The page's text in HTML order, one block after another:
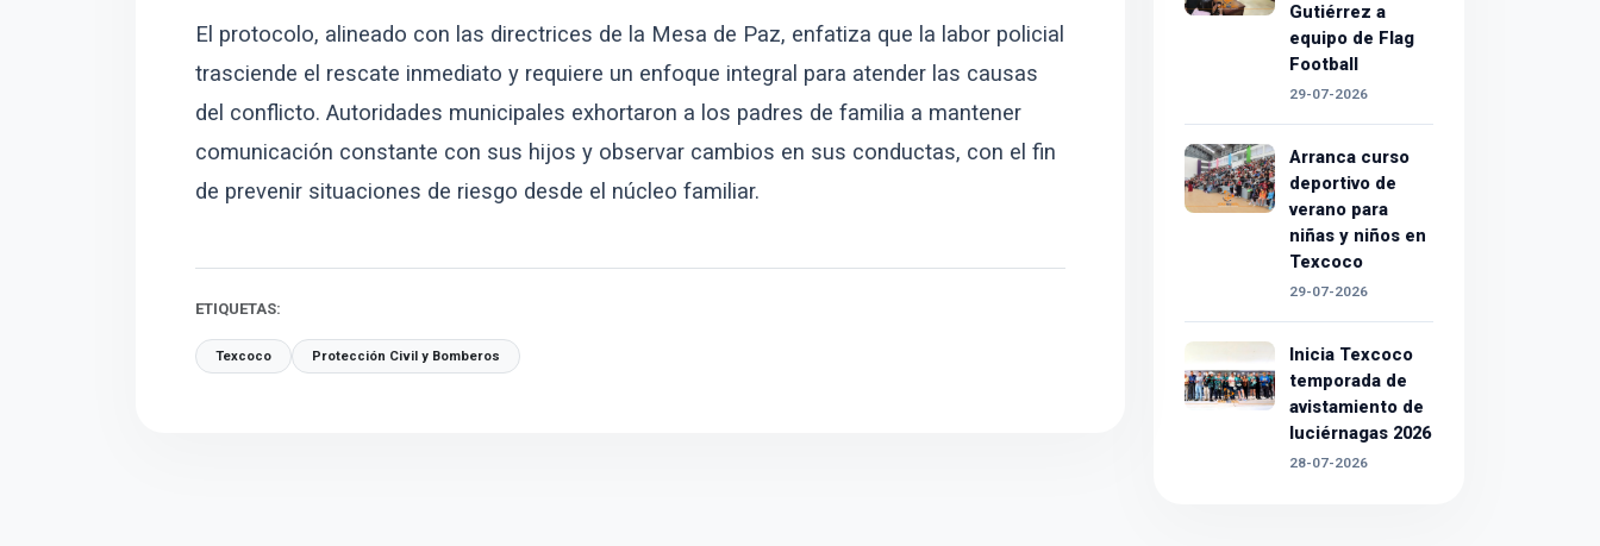
El protocolo, alineado con las directrices de la Mesa de Paz, enfatiza que la labor policial
trasciende el rescate inmediato y requiere un enfoque integral para atender las causas
del conflicto. Autoridades municipales exhortaron a los padres de familia a mantener
comunicación constante con sus hijos y observar cambios en sus conductas, con el fin
de prevenir situaciones de riesgo desde el núcleo familiar.
ETIQUETAS:
Texcoco Protección Civil y Bomberos
Gutiérrez a
equipo de Flag
Football
29-07-2026
Arranca curso
deportivo de
verano para
niñas y niños en
Texcoco
29-07-2026
Inicia Texcoco
temporada de
avistamiento de
luciérnagas 2026
28-07-2026